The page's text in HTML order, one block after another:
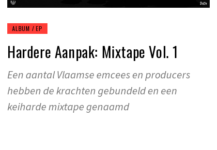
ALBUM / EP
Hardere Aanpak: Mixtape Vol. 1
Een aantal Vlaamse emcees en producers
hebben de krachten gebundeld en een
keiharde mixtape genaamd